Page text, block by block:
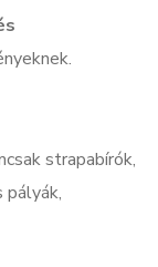
strapabírók,